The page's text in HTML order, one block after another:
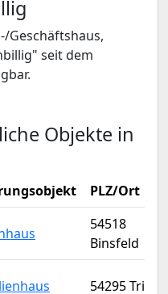
Geschäftshaus,
seit dem
Objekte in
PLZ/Ort
54518
Binsfeld
54295 Trier